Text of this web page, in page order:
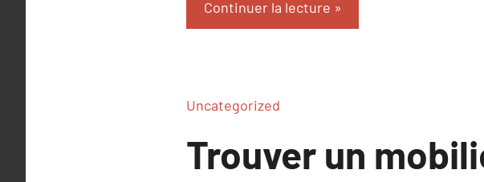
Continuer la lecture
Uncategorized
Trouver un